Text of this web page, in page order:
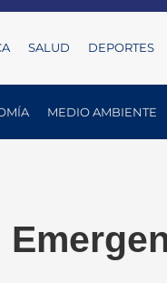
SALUD DEPORTES
MEDIO AMBIENTE